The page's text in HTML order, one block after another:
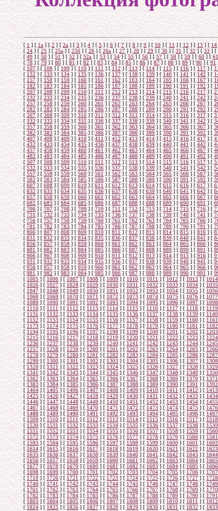
[1 ] [1а ] [2 ] [2а] [3 ] [4 ] [5] [6] [7 ] [ 8] [9] [ 10 ] [ 11] [12 ] [13] [14
[24] [25 ] [ 25а ] [ 25б] [ 26] [26a] [27 ] [ 28 ] [ 29] [ 30] [31 ] [ 32 ] [ 33 ] [
[49 ] [50 ] [51] [52 ] [52а ] [53 ] [54 ] [55] [56 ] [57 ] [ 58] [ 59] [60 ] [ 61
[ 78] [79] [80] [81] [ 82 ] [83] [ 84] [85 ] [86] [ 87] [ 88] [ 89] [90] [91
[ 107] [ 108 ] [ 109] [ 110 ] [ 111] [112 ] [113] [114 ] [ 115 ] [116 ] [ 117 ] [
[132 ] [ 133] [134 ] [ 135] [136 ] [ 137] [138 ] [ 139] [140] [ 141 ] [142] [
[157] [ 158 ] [159 ] [160 ] [161 ] [ 162] [ 163 ] [164 ] [ 165] [ 166 ] [ 167] [
[ 182] [ 183] [ 184] [185 ] [ 186] [ 187 ] [188] [189] [190 ] [191 ] [ 192 ] [
[207 ] [208] [ 209 ] [210] [ 211 ] [212 ] [213 ] [ 214] [215] [ 216] [217] [
[232] [ 233] [234] [ 235] [ 236] [237] [ 238 ] [239] [240] [241 ] [242] [
[ 257] [ 258 ] [259] [260 ] [ 261] [262] [263] [264 ] [ 265 ] [266 ] [ 267 ] [
[282 ] [ 283 ] [ 284 ] [285] [286] [287] [288 ] [ 289] [ 290] [ 291 ] [ 292 ] [
[ 307] [ 308] [309 ] [310 ] [311 ] [ 312] [313 ] [ 314 ] [315 ] [316 ] [ 317] [
[332] [333 ] [ 334] [335] [ 336] [337] [338] [339 ] [ 340 ] [341 ] [342 ] [
[357 ] [ 358] [ 359 ] [360] [ 361 ] [362 ] [ 363] [ 364 ] [365] [366 ] [367 ] [
[382] [383] [384] [385] [ 386] [ 387 ] [388] [389] [390] [ 391 ] [392] [
[ 407] [408 ] [409] [410] [ 411 ] [412] [413] [414 ] [ 415] [416] [417] [
[ 432 ] [ 433 ] [ 434 ] [ 435 ] [436] [437] [438 ] [439] [ 440] [ 441 ] [442 ] [
[ 457 ] [ 458] [459 ] [ 460] [461 ] [ 462 ] [463 ] [ 464] [465 ] [466 ] [467] [
[482] [483 ] [ 484] [485] [ 486] [487] [ 488] [489] [ 490] [491 ] [492 ] [
[507 ] [ 508] [ 509 ] [510] [ 511 ] [512 ] [ 513] [ 514 ] [515] [516 ] [ 517] [
[ 532] [533] [534] [535] [ 536] [ 537 ] [538] [539] [540 ] [541 ] [542] [
[ 557] [ 558 ] [559] [560] [ 561] [562] [563] [564 ] [ 565] [566 ] [567] [
[ 582] [ 583 ] [ 584] [ 585 ] [ 586 ] [587 ] [588] [589 ] [ 590 ] [591 ] [592 ] [
[ 607] [ 608] [609] [ 610] [611 ] [ 612] [613 ] [ 614] [615 ] [616 ] [617] [
[632] [633 ] [634] [635] [636] [637] [ 638] [639] [ 640] [641 ] [642] [
[657 ] [ 658 ] [ 659] [660 ] [661 ] [ 662 ] [663] [ 664] [ 665 ] [666 ] [ 667] [
[682 ] [683 ] [ 684 ] [685] [ 686] [ 687 ] [688 ] [ 688] [689] [ 690] [691 ] [
[ 706] [ 707] [708 ] [709] [ 710] [711] [ 712] [713 ] [ 714 ] [715 ] [716] [
[ 731] [ 732 ] [733] [ 734 ] [ 735] [736 ] [737] [738 ] [ 739 ] [740 ] [741 ] [
[756] [ 757] [758 ] [ 759] [760 ] [ 761] [762 ] [ 763] [764] [765 ] [766] [
[781] [ 782 ] [783 ] [784 ] [785 ] [786] [ 787] [788 ] [ 789] [790 ] [ 791] [
[ 806] [ 807] [ 808] [809 ] [ 810] [ 811 ] [812] [813] [814 ] [815 ] [ 816 ] [
[831 ] [832] [ 833 ] [834] [ 835 ] [836 ] [837 ] [ 838] [839] [ 840] [841 ] [
[856] [ 857] [858] [ 859] [ 860] [861] [ 862 ] [863] [864] [865 ] [866] [
[ 881] [ 882 ] [883] [884 ] [ 885] [886] [887] [888 ] [ 889 ] [890 ] [ 891 ] [
[906] [ 907] [ 908 ] [909 ] [910] [911] [912 ] [ 913] [ 914] [ 915 ] [ 916 ] [
[ 931 ] [ 932] [933 ] [934 ] [935 ] [ 936] [937 ] [ 938 ] [939 ] [940 ] [ 941] [
[956] [957 ] [ 958] [959] [ 960] [961 ] [962] [963 ] [ 964 ] [965 ] [966 ] [
[981 ] [ 982] [ 983 ] [984] [ 985 ] [986 ] [ 987] [ 988 ] [989] [990 ] [991 ] [
[1005 ] [1006] [1007 ] [1008] [ 1009] [1010] [1011 ] [ 1012] [1013] [1014
[ 1026] [ 1027] [1028] [1029 ] [1030 ] [ 1031] [1032] [ 1033] [1034 ] [1035
[ 1047] [1048] [1049 ] [1050 ] [ 1051 ] [ 1052] [ 1053] [1054 ] [1055 ] [ 1056
[ 1068 ] [1069] [ 1070 ] [1071 ] [1072 ] [1073 ] [ 1074] [1075] [ 1076] [1077
[1089] [ 1090 ] [1091 ] [1092] [1093] [ 1094] [1095] [1096] [1097 ] [ 1098
[1110] [ 1111 ] [ 1112 ] [1113] [1114 ] [1115] [ 1116] [ 1117] [1118] [ 1119
[ 1131 ] [1132 ] [1133 ] [1134 ] [1135] [1136] [1137] [ 1138] [1139] [ 1140
[ 1152] [ 1153 ] [1154] [1155 ] [1156 ] [ 1157] [1158] [1159] [1160 ] [1161
[ 1173] [ 1174 ] [1175 ] [1176 ] [1177 ] [ 1178] [1179 ] [1180] [1181 ] [ 1182
[ 1194] [1195] [ 1196 ] [1197 ] [1198 ] [1199 ] [1200 ] [1201 ] [ 1202] [1203
[1215] [1216] [1217] [1218] [1219] [ 1220] [1221] [1222] [ 1223 ] [1224
[ 1236] [1237 ] [ 1238 ] [1239] [1240] [ 1241] [ 1242] [1243] [1244 ] [ 1245
[1257 ] [ 1258 ] [ 1259 ] [1260] [ 1261] [ 1262 ] [ 1263] [1264 ] [1265] [ 1266
[ 1278] [ 1279 ] [1280] [1281 ] [1282 ] [ 1283] [1284] [1285] [1286 ] [1287
[ 1299] [ 1300] [1301 ] [1302 ] [1303 ] [ 1304] [1305] [ 1306] [1307 ] [1308
[1320 ] [1321] [ 1322 ] [1323] [1324] [1325 ] [1326] [1327] [ 1328] [1329
[1341 ] [ 1342] [1343] [1344] [1345 ] [ 1346] [1347] [ 1348] [1349 ] [1350
[ 1362 ] [1363 ] [ 1364 ] [1365 ] [1366] [1367] [1368] [ 1369] [1370] [ 1371
[1383 ] [ 1384 ] [ 1385 ] [1386] [ 1387] [1388 ] [ 1389] [1390 ] [ 1391] [ 1392
[1404] [1405 ] [1406 ] [1407] [1408] [1409 ] [1410] [1411] [1412] [1413
[ 1425] [ 1426] [1427 ] [ 1428 ] [1429 ] [ 1430] [1431 ] [ 1432] [1433 ] [1434
[1446] [1447] [ 1448 ] [1449 ] [ 1450] [ 1451 ] [1452] [1453 ] [1454 ] [ 1455
[ 1467 ] [ 1468] [ 1469] [ 1470 ] [1471 ] [1472 ] [1473 ] [1474] [1475 ] [1476
[ 1488] [ 1489 ] [1490] [1491] [1492 ] [ 1493] [1494] [1495] [1496 ] [ 1497
[1509] [ 1510] [ 1511 ] [1512] [1513 ] [1514] [ 1515] [1516] [1517] [ 1518
[1530 ] [1531 ] [1532 ] [1533] [ 1534] [1535] [1536] [ 1537] [1538] [1539
[ 1551] [ 1552 ] [1553] [1554 ] [1555 ] [ 1556] [1557] [ 1558] [1559 ] [1560
[ 1572] [1573] [1574 ] [1575 ] [ 1576] [ 1577] [ 1578] [1579 ] [1580 ] [ 1581
[ 1593 ] [1594] [ 1595 ] [1596 ] [1597] [1598 ] [ 1599 ] [1600] [ 1601 ] [1602
[1614] [ 1615 ] [1616] [1617] [1618] [ 1619] [1620] [1621] [1622 ] [ 1623
[1635] [ 1636 ] [ 1637 ] [1638] [1639 ] [1640] [ 1641 ] [ 1642] [1643] [ 1644
[ 1656 ] [1657 ] [1658 ] [1659 ] [1660] [1661] [1662] [ 1663] [1664] [ 1665
[ 1677] [ 1678 ] [1679] [1680 ] [1681 ] [ 1682] [1683] [1684] [1685 ] [1686
[ 1698] [ 1699 ] [1700 ] [1701 ] [1702 ] [ 1703] [1704] [1705] [1706 ] [ 1707
[ 1719] [1720] [ 1721 ] [1722 ] [1723 ] [1724 ] [1725 ] [1726] [ 1727] [1728
[1740] [1741 ] [1742] [1743] [1744] [ 1745] [1746] [1747] [ 1748 ] [1749
[ 1761 ] [1762 ] [ 1763 ] [1764] [1765] [ 1766] [ 1767] [1768] [1769 ] [ 1770
[1782 ] [ 1783 ] [ 1784] [1785] [ 1786] [ 1787 ] [ 1788] [1789 ] [1790] [ 1791
[ 1803] [ 1804] [1805] [1806 ] [1807 ] [ 1808] [1809] [1810] [1811 ] [1812
[ 1824] [ 1825] [1826 ] [1827 ] [1828 ] [ 1829] [1830] [ 1831] [1832 ] [1833